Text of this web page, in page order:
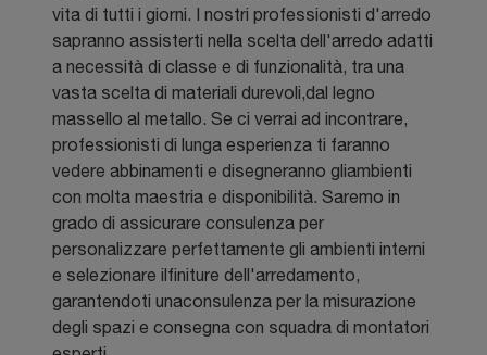
vita di tutti i giorni. I nostri professionisti d'arredo
sapranno assisterti nella scelta dell'arredo adatti
a necessità di classe e di funzionalità, tra una
vasta scelta di materiali durevoli,dal legno
massello al metallo. Se ci verrai ad incontrare,
professionisti di lunga esperienza ti faranno
vedere abbinamenti e disegneranno gliambienti
con molta maestria e disponibilità. Saremo in
grado di assicurare consulenza per
personalizzare perfettamente gli ambienti interni
e selezionare ilfiniture dell'arredamento,
garantendoti unaconsulenza per la misurazione
degli spazi e consegna con squadra di montatori